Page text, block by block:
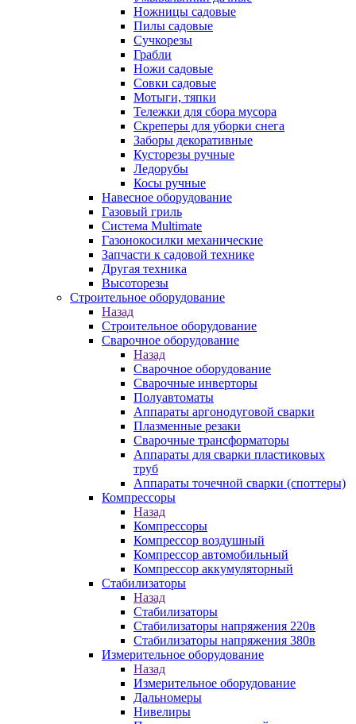
Ножницы садовые
Пилы садовые
Сучкорезы
Грабли
Ножи садовые
Совки садовые
Мотыги, тяпки
Тележки для сбора мусора
Скреперы для уборки снега
Заборы декоративные
Кусторезы ручные
Ледорубы
Косы ручные
Навесное оборудование
Газовый гриль
Система Multimate
Газонокосилки механические
Запчасти к садовой технике
Другая техника
Высоторезы
Строительное оборудование
Назад
Строительное оборудование
Сварочное оборудование
Назад
Сварочное оборудование
Сварочные инверторы
Полуавтоматы
Аппараты аргонодуговой сварки
Плазменные резаки
Сварочные трансформаторы
Аппараты для сварки пластиковых
труб
Аппараты точечной сварки (споттеры)
Компрессоры
Назад
Компрессоры
Компрессор воздушный
Компрессор автомобильный
Компрессор аккумуляторный
Стабилизаторы
Назад
Стабилизаторы
Стабилизаторы напряжения 220в
Стабилизаторы напряжения 380в
Измерительное оборудование
Назад
Измерительное оборудование
Дальномеры
Нивелиры